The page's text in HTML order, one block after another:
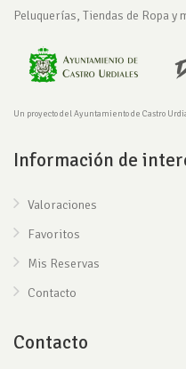
Peluquerías, Tiendas de Ropa y
Un proyecto del Ayuntamiento de Castro
Información de
Valoraciones
Favoritos
Mis Reservas
Contacto
Contacto